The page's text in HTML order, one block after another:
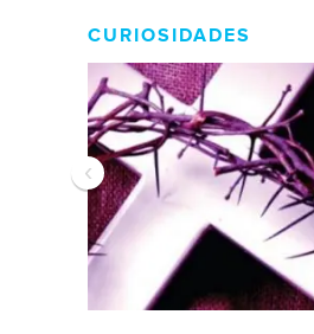
CURIOSIDADES
‹